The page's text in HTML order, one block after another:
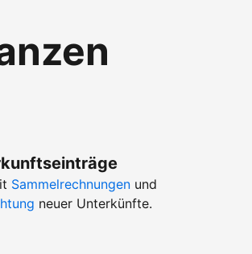
Sammelrechnungen und
neuer Unterkünfte.